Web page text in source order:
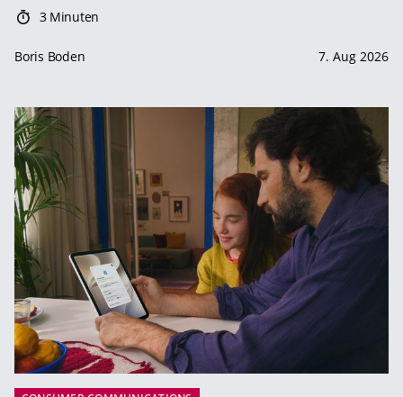
3 Minuten
Boris Boden 7. Aug 2026